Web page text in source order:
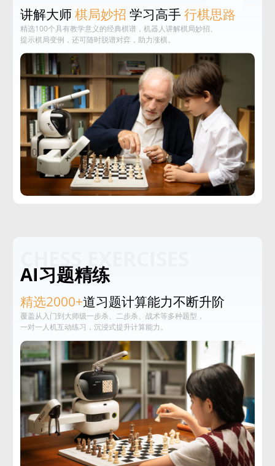
讲解大师棋局妙招 学习高手行棋思路
精选100个具有教学意义的经典棋谱，机器人讲解棋局妙招、
提示棋局变例，还可随时脱谱对弈，助力涨棋。‌
CHESS EXERCISES
AI习题精练
精选2000+道习题计算能力不断升阶
覆盖从入门到大师级一步杀、二步杀、战术等多种题型，
一对一人机互动练习，沉浸式提升计算能力。‌‌